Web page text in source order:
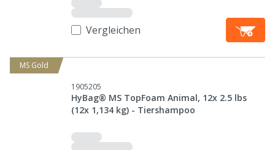
Vergleichen
MS Gold
1905205
HyBag® MS TopFoam Animal, 12x 2.5 lbs
(12x 1,134 kg) - Tiershampoo